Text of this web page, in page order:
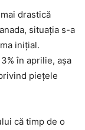
drastică
situația s-a
inițial.
în aprilie, așa
piețele
că timp de o